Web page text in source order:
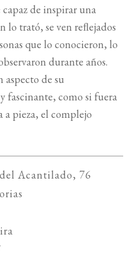
de inspirar una
lo trató, se ven reﬂejados
que lo conocieron, lo
durante años.
aspecto de su
fascinante, como si fuera
a pieza, el complejo
Acantilado, 76